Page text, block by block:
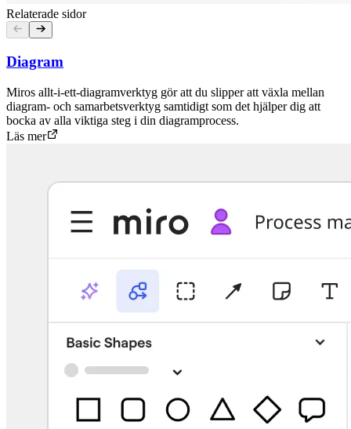
Relaterade sidor
Diagram
Miros allt-i-ett-diagramverktyg gör att du slipper att växla mellan
diagram- och samarbetsverktyg samtidigt som det hjälper dig att
bocka av alla viktiga steg i din diagramprocess.
Läs mer